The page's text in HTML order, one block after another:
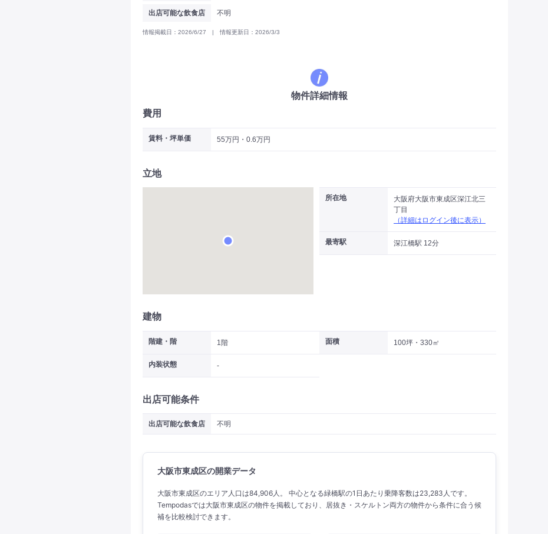
出店可能な飲食店 不明
情報掲載日：2026/6/27 | 情報更新日：2026/3/3
物件詳細情報
費用
賃料・坪単価 55万円・0.6万円
立地
所在地
大阪府大阪市東成区深江北三
丁目
（詳細はログイン後に表示）
最寄駅 深江橋駅 12分
建物
階建・階 1階 面積 100坪・330㎡
内装状態 -
出店可能条件
出店可能な飲食店 不明
大阪市東成区の開業データ
大阪市東成区のエリア人口は84,906人。 中心となる緑橋駅の1日あたり乗降客数は23,283人です。
Tempodasでは大阪市東成区の物件を掲載しており、居抜き・スケルトン両方の物件から条件に合う候
補を比較検討できます。